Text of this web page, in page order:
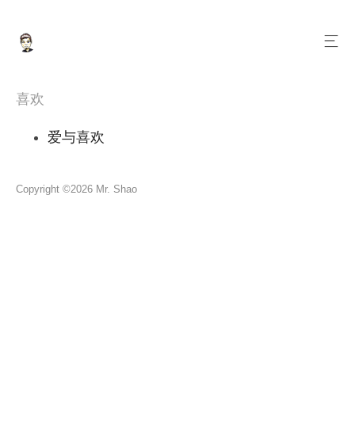
喜欢
爱与喜欢
Copyright ©2026 Mr. Shao